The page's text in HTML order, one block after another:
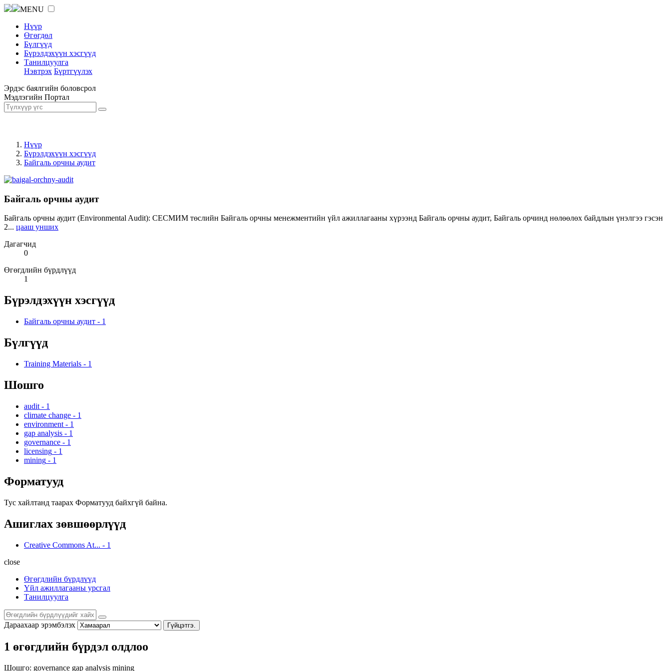
MENU
Нүүр
Өгөгдөл
Бүлгүүд
Бүрэлдэхүүн хэсгүүд
Танилцуулга
Нэвтрэх Бүртгүүлэх
Эрдэс баялгийн боловсрол
Мэдлэгийн Портал
Нүүр
Бүрэлдэхүүн хэсгүүд
Байгаль орчны аудит
Байгаль орчны аудит
Байгаль орчны аудит (Environmental Audit): СЕСМИМ төслийн Байгаль орчны менежментийн үйл ажиллагааны хүрээнд Байгаль орчны аудит, Байгаль орчинд нөлөөлөх байдлын үнэлгээ гэсэн
2... цааш унших
Дагагчид
0
Өгөгдлийн бүрдлүүд
1
Бүрэлдэхүүн хэсгүүд
Байгаль орчны аудит - 1
Бүлгүүд
Training Materials - 1
Шошго
audit - 1
climate change - 1
environment - 1
gap analysis - 1
governance - 1
licensing - 1
mining - 1
Форматууд
Тус хайлтанд таарах Форматууд байхгүй байна.
Ашиглах зөвшөөрлүүд
Creative Commons At... - 1
close
Өгөгдлийн бүрдлүүд
Үйл ажиллагааны урсгал
Танилцуулга
Дараахаар эрэмбэлэх Гүйцэтгэ.
1 өгөгдлийн бүрдэл олдлоо
Шошго: governance gap analysis mining